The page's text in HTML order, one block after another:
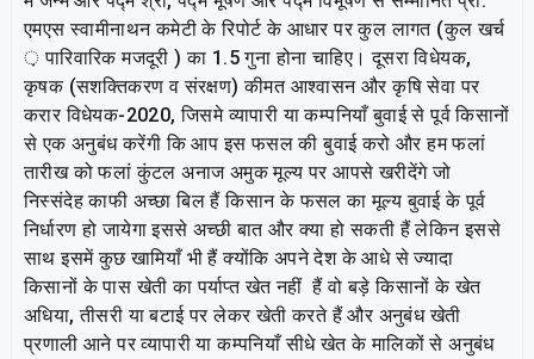
एमएस स्वामीनाथन कमेटी के रिपोर्ट के आधार पर कुल लागत (कुल खर्च
़ पारिवारिक मजदूरी ) का 1.5 गुना होना चाहिए। दूसरा विधेयक,
कृषक (सशक्तिकरण व संरक्षण) कीमत आश्वासन और कृषि सेवा पर
करार विधेयक-2020, जिसमे व्यापारी या कम्पनियाँ बुवाई से पूर्व किसानों
से एक अनुबंध करेंगी कि आप इस फसल की बुवाई करो और हम फलां
तारीख को फलां कुंटल अनाज अमुक मूल्य पर आपसे खरीदेंगे जो
निस्संदेह काफी अच्छा बिल हैं किसान के फसल का मूल्य बुवाई के पूर्व
निर्धारण हो जायेगा इससे अच्छी बात और क्या हो सकती हैं लेकिन इससे
साथ इसमें कुछ खामियाँ भी हैं क्योंकि अपने देश के आधे से ज्यादा
किसानों के पास खेती का पर्याप्त खेत नहीं हैं वो बड़े किसानों के खेत
अधिया, तीसरी या बटाई पर लेकर खेती करते हैं और अनुबंध खेती
प्रणाली आने पर व्यापारी या कम्पनियाँ सीधे खेत के मालिकों से अनुबंध